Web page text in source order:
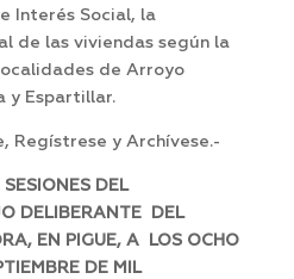
Interés Social, la
de las viviendas según la
de Arroyo
y Espartillar.
Regístrese y Archívese.-
DEL
DELIBERANTE DEL
EN PIGUE, A LOS OCHO
DE MIL